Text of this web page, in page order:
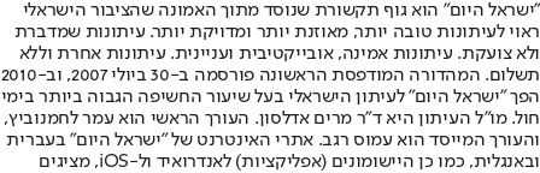
"ישראל היום" הוא גוף תקשורת שנוסד מתוך האמונה שהציבור הישראלי
ראוי לעיתונות טובה יותר, מאוזנת יותר ומדויקת יותר. עיתונות שמדברת
ולא צועקת. עיתונות אמינה, אובייקטיבית ועניינית. עיתונות אחרת וללא
תשלום. המהדורה המודפסת הראשונה פורסמה ב-30 ביולי 2007, וב-2010
הפך "ישראל היום" לעיתון הישראלי בעל שיעור החשיפה הגבוה ביותר בימי
חול. מו"ל העיתון היא ד"ר מרים אדלסון. העורך הראשי הוא עמר לחמנוביץ,
והעורך המייסד הוא עמוס רגב. אתרי האינטרנט של "ישראל היום" בעברית
ובאנגלית, כמו כן היישומונים (אפליקציות) לאנדרואיד ול-iOS, מציגים